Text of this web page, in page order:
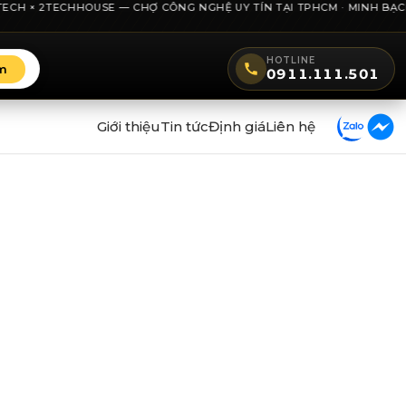
× 2TECHHOUSE — CHỢ CÔNG NGHỆ UY TÍN TẠI TPHCM · MINH
HOTLINE
0911.111.501
Giới thiệuTin tứcĐịnh giáLiên hệ